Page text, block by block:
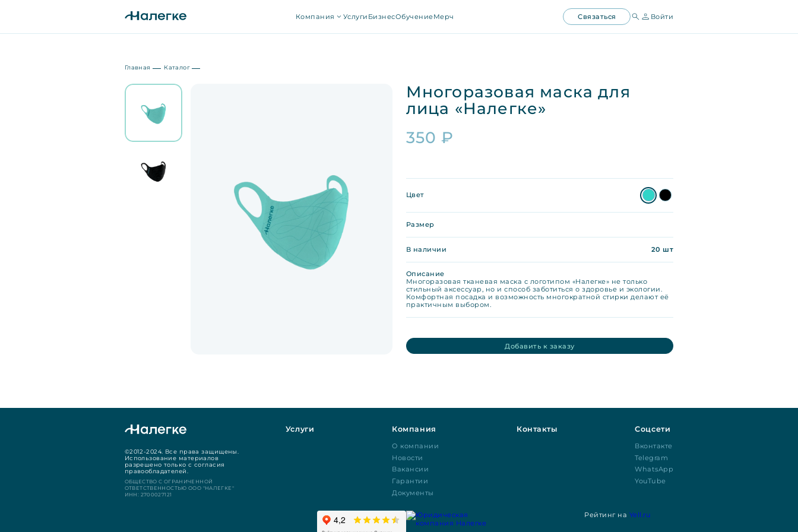
Компания Услуги БизнесОбучениеМерч Связаться Войти
Главная Каталог
Многоразовая маска для
лица «Налегке»
350 ₽
Цвет
Размер
В наличии 20 шт
Описание
Многоразовая тканевая маска с логотипом «Налегке» не только
стильный аксессуар, но и способ заботиться о здоровье и экологии.
Комфортная посадка и возможность многократной стирки делают её
практичным выбором.
Добавить к заказу
©2012-2024. Все права защищены.
Использование материалов
разрешено только с согласия
правообладателей.
ОБЩЕСТВО С ОГРАНИЧЕННОЙ
ОТВЕТСТВЕННОСТЬЮ ООО "НАЛЕГКЕ"
ИНН: 2700027121
Услуги Компания
О компании
Новости
Вакансии
Гарантии
Документы
Контакты Соцсети
Вконтакте
Telegram
WhatsApp
YouTube
Рейтинг на Yell.ru